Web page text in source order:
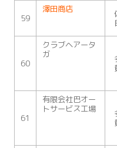
59
澤田商店
60
クラブヘアータ
ガ
61
有限会社巴オー
トサービス工場